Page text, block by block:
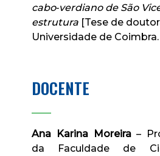
cabo‑verdiano de São
estrutura [Tese de
Universidade de Coimbra.
DOCENTE
____
Ana Karina Moreira–
da Faculdade de